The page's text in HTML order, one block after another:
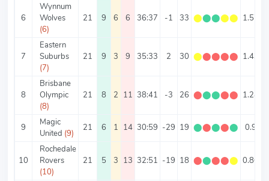
6
Wynnum
Wolves
(6)
21 9 6 6 36:37 -1 33 ⬤⬤⬤⬤⬤ 1.57
7
Eastern
Suburbs
(7)
21 9 3 9 35:33 2 30 ⬤⬤⬤⬤⬤ 1.43
8
Brisbane
Olympic
(8)
21 8 2 11 38:41 -3 26 ⬤⬤⬤⬤⬤ 1.24
9
Magic
United (9)
21 6 1 14 30:59 -29 19 ⬤⬤⬤⬤⬤ 0.9
10
Rochedale
Rovers
(10)
21 5 3 13 32:51 -19 18 ⬤⬤⬤⬤⬤ 0.86